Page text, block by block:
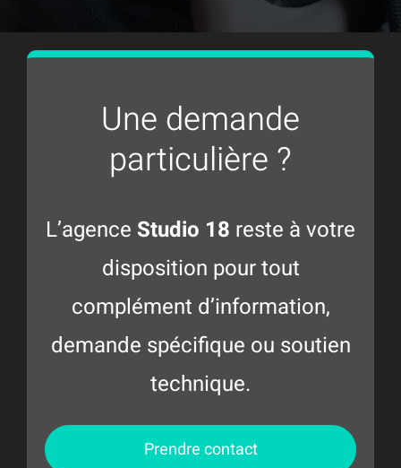
Une demande
particulière ?
L’agence Studio 18 reste à votre
disposition pour tout
complément d’information,
demande spécifique ou soutien
technique.
Prendre contact